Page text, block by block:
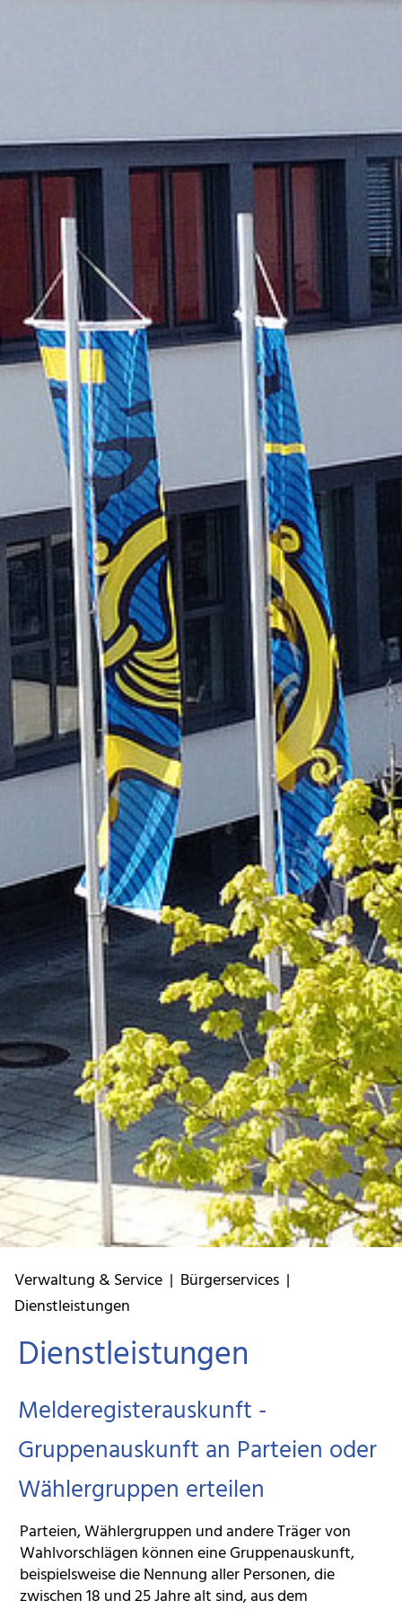
Verwaltung & Service| Bürgerservices|
Dienstleistungen
Dienstleistungen
Melderegisterauskunft -
Gruppenauskunft an Parteien oder
Wählergruppen erteilen
Parteien, Wählergruppen und andere Träger von
Wahlvorschlägen können eine Gruppenauskunft,
beispielsweise die Nennung aller Personen, die
zwischen 18 und 25 Jahre alt sind, aus dem